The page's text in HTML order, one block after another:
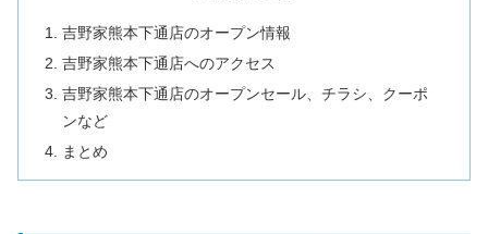
吉野家熊本下通店のオープン情報
吉野家熊本下通店へのアクセス
吉野家熊本下通店のオープンセール、チラシ、クーポ
ンなど
まとめ